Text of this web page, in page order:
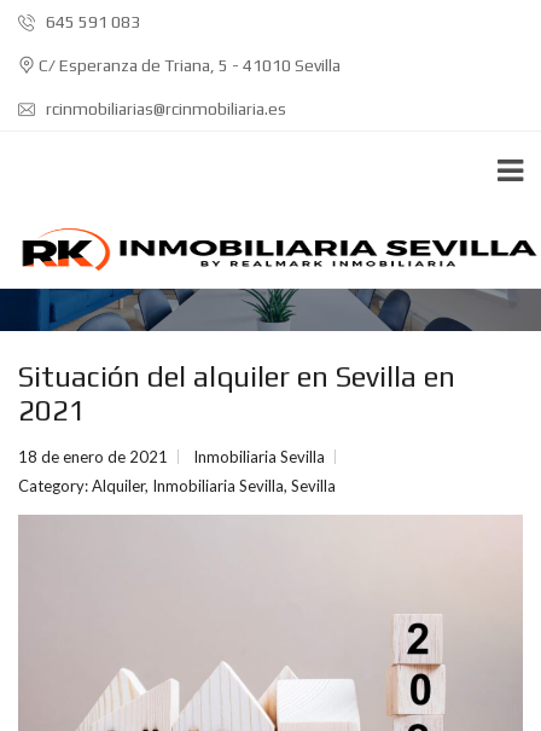
645 591 083
C/ Esperanza de Triana, 5 - 41010 Sevilla
rcinmobiliarias@rcinmobiliaria.es
BLOG
Situación del alquiler en Sevilla en
2021
18 de enero de 2021
Inmobiliaria Sevilla
Category:Alquiler, Inmobiliaria Sevilla, Sevilla